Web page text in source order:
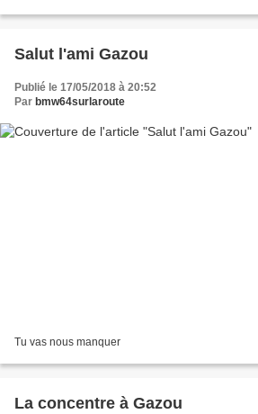
Salut l'ami Gazou
Publié le 17/05/2018 à 20:52
Par bmw64surlaroute
Tu vas nous manquer
La concentre à Gazou